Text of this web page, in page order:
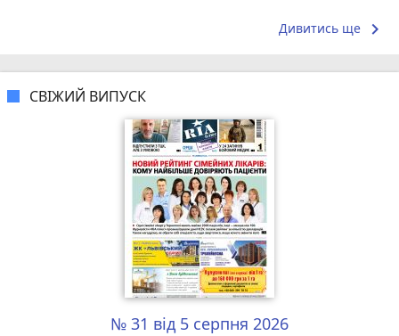
Дивитись ще keyboard_arrow_right
СВІЖИЙ ВИПУСК
№ 31 від 5 серпня 2026